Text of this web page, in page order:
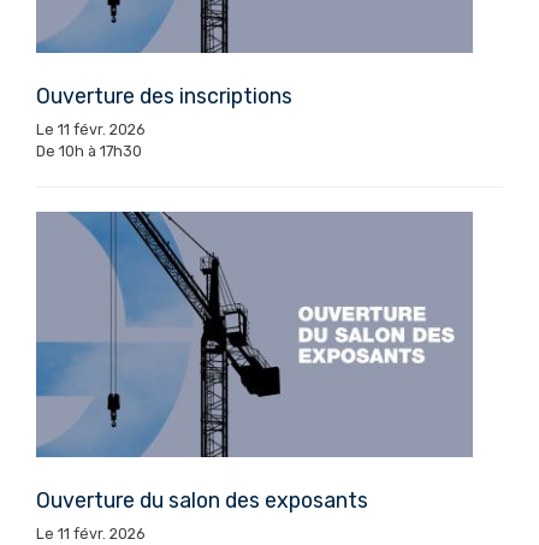
Ouverture des inscriptions
Le 11 févr. 2026
De 10h à 17h30
Ouverture du salon des exposants
Le 11 févr. 2026